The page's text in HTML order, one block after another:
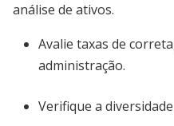
análise de ativos.
Avalie taxas de
administração.
Verifique a